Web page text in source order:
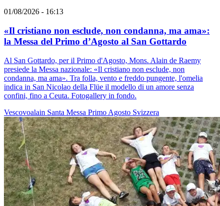
01/08/2026 - 16:13
«Il cristiano non esclude, non condanna, ma ama»:
la Messa del Primo d’Agosto al San Gottardo
Al San Gottardo, per il Primo d'Agosto, Mons. Alain de Raemy
presiede la Messa nazionale: «Il cristiano non esclude, non
condanna, ma ama». Tra folla, vento e freddo pungente, l'omelia
indica in San Nicolao della Flüe il modello di un amore senza
confini, fino a Ceuta. Fotogallery in fondo.
Vescovoalain Santa Messa Primo Agosto Svizzera